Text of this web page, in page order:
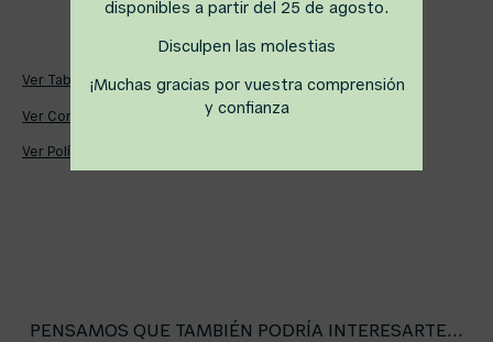
Ver Tabla de Alérgenos
Ver Condiciones de Reparto
Ver Política de Devoluciones, Cambios y Cancelaciones
PENSAMOS QUE TAMBIÉN PODRÍA INTERESARTE...
disponibles a partir del 25 de agosto.
Disculpen las molestias
¡Muchas gracias por vuestra comprensión
y confianza